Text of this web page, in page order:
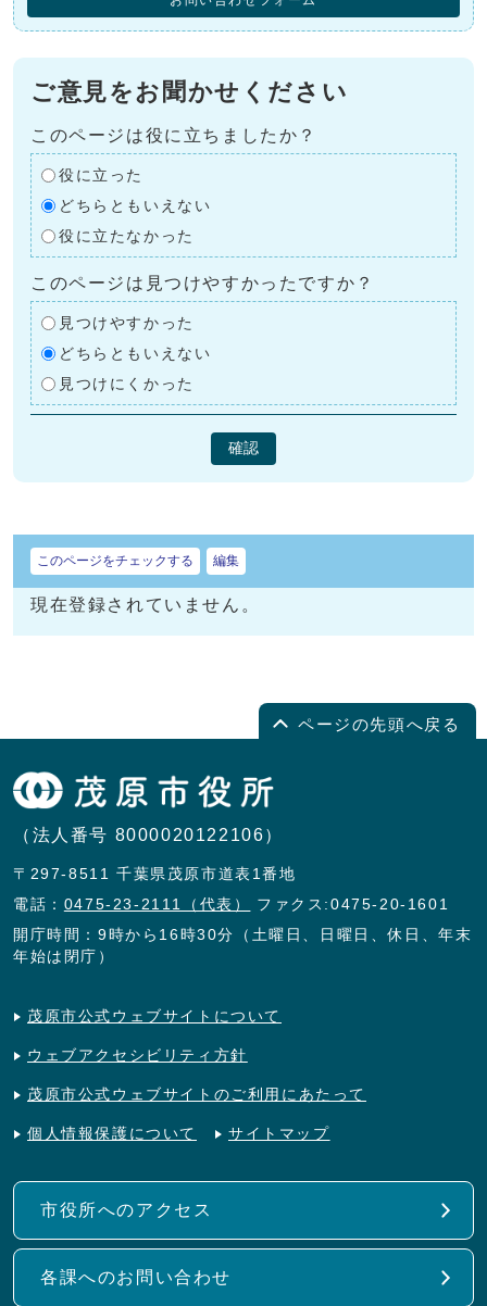
ご意見をお聞かせください
このページは役に立ちましたか？
役に立った
どちらともいえない
役に立たなかった
このページは見つけやすかったですか？
見つけやすかった
どちらともいえない
見つけにくかった
確認
このページをチェックする 編集
現在登録されていません。
ページの先頭へ戻る
（法人番号 8000020122106）
〒297-8511 千葉県茂原市道表1番地
電話： 0475-23-2111（代表）
ファクス:0475-20-1601
開庁時間：9時から16時30分（土曜日、日曜日、休日、年末
年始は閉庁）
茂原市公式ウェブサイトについて
ウェブアクセシビリティ方針
茂原市公式ウェブサイトのご利用にあたって
個人情報保護について サイトマップ
市役所へのアクセス
各課へのお問い合わせ